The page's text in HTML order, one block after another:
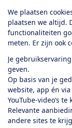
We plaatsen
plaatsen we altijd.
functionaliteiten
meten. Er zijn ook
Je
geven.
Op basis van je
website, app én
YouTube-video’s
Relevante
andere sites te
Algemene
Cookiebeleid